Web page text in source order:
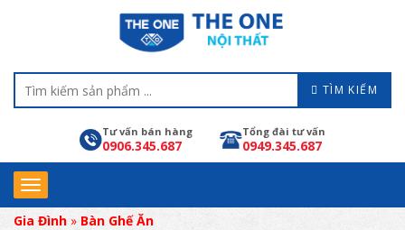
TÌM KIẾM
Tư vấn bán hàng
0906.345.687
Tổng đài tư vấn
0949.345.687
Gia Đình » Bàn Ghế Ăn